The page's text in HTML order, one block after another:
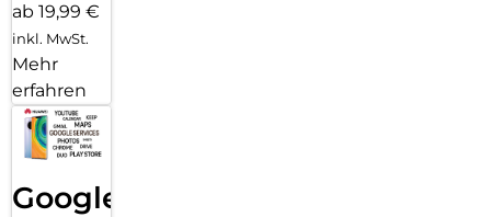
ab 19,99 €
inkl. MwSt.
Mehr
erfahren
Google